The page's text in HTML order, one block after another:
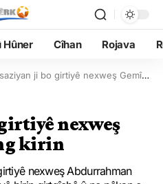
Hûner Cîhan Rojava
ji bo girtiyê nexweş Gemîcîoglû bang kirin
nexweş
kirin
nexweş Abdurrahman